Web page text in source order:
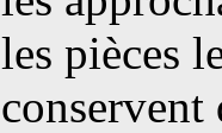
les pièces
conservent